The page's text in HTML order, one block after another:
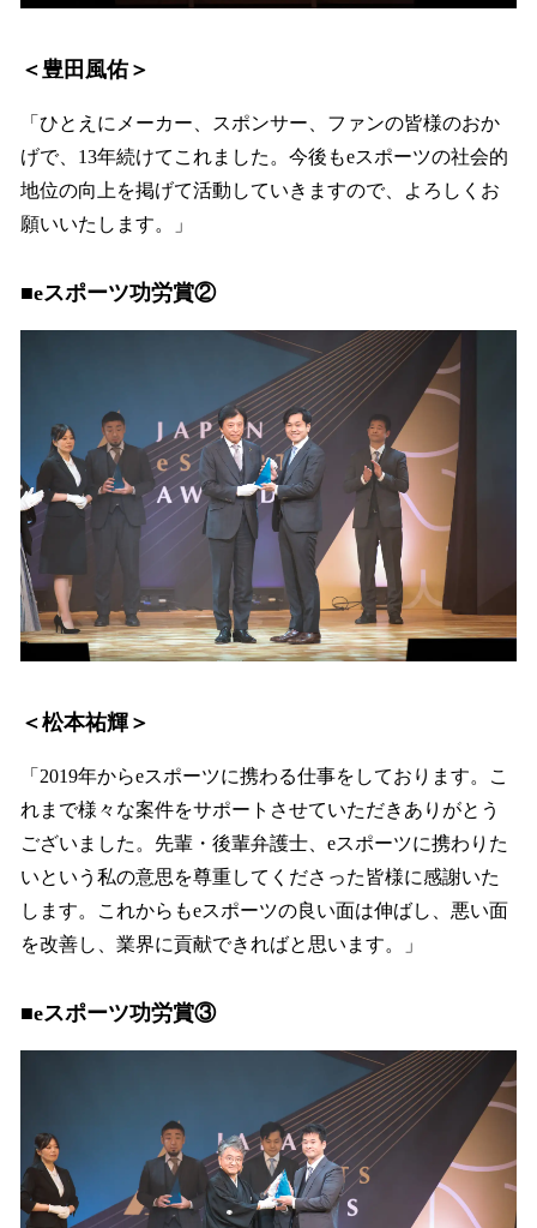
＜豊田風佑＞
「ひとえにメーカー、スポンサー、ファンの皆様のおか
げで、13年続けてこれました。今後もeスポーツの社会的
地位の向上を掲げて活動していきますので、よろしくお
願いいたします。」
■eスポーツ功労賞②
＜松本祐輝＞
「2019年からeスポーツに携わる仕事をしております。こ
れまで様々な案件をサポートさせていただきありがとう
ございました。先輩・後輩弁護士、eスポーツに携わりた
いという私の意思を尊重してくださった皆様に感謝いた
します。これからもeスポーツの良い面は伸ばし、悪い面
を改善し、業界に貢献できればと思います。」
■eスポーツ功労賞③